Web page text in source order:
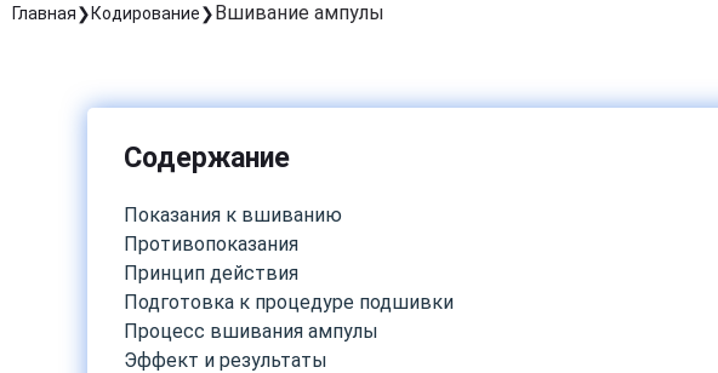
Главная Кодирование Вшивание ампулы
Содержание
Показания к вшиванию
Противопоказания
Принцип действия
Подготовка к процедуре подшивки
Процесс вшивания ампулы
Эффект и результаты